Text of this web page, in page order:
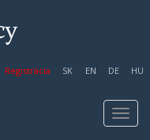
Registrácia SK EN DE HU